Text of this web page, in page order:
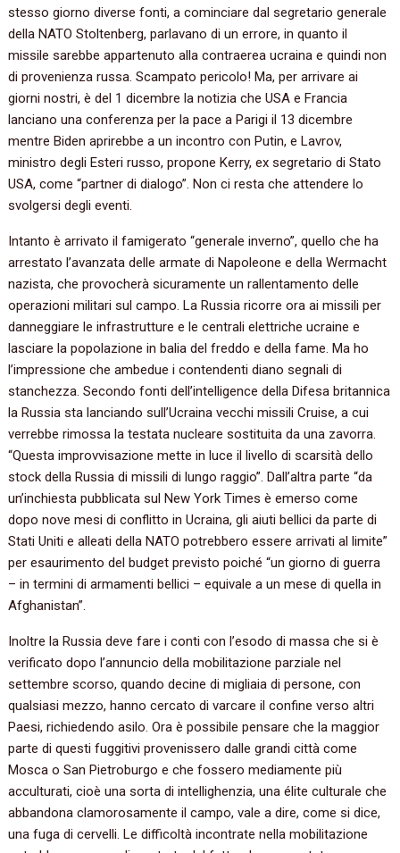
stesso giorno diverse fonti, a cominciare dal segretario generale
della NATO Stoltenberg, parlavano di un errore, in quanto il
missile sarebbe appartenuto alla contraerea ucraina e quindi non
di provenienza russa. Scampato pericolo! Ma, per arrivare ai
giorni nostri, è del 1 dicembre la notizia che USA e Francia
lanciano una conferenza per la pace a Parigi il 13 dicembre
mentre Biden aprirebbe a un incontro con Putin, e Lavrov,
ministro degli Esteri russo, propone Kerry, ex segretario di Stato
USA, come “partner di dialogo”. Non ci resta che attendere lo
svolgersi degli eventi.
Intanto è arrivato il famigerato “generale inverno”, quello che ha
arrestato l’avanzata delle armate di Napoleone e della Wermacht
nazista, che provocherà sicuramente un rallentamento delle
operazioni militari sul campo. La Russia ricorre ora ai missili per
danneggiare le infrastrutture e le centrali elettriche ucraine e
lasciare la popolazione in balia del freddo e della fame. Ma ho
l’impressione che ambedue i contendenti diano segnali di
stanchezza. Secondo fonti dell’intelligence della Difesa britannica
la Russia sta lanciando sull’Ucraina vecchi missili Cruise, a cui
verrebbe rimossa la testata nucleare sostituita da una zavorra.
“Questa improvvisazione mette in luce il livello di scarsità dello
stock della Russia di missili di lungo raggio”. Dall’altra parte “da
un’inchiesta pubblicata sul New York Times è emerso come
dopo nove mesi di conflitto in Ucraina, gli aiuti bellici da parte di
Stati Uniti e alleati della NATO potrebbero essere arrivati al limite”
per esaurimento del budget previsto poiché “un giorno di guerra
– in termini di armamenti bellici – equivale a un mese di quella in
Afghanistan”.
Inoltre la Russia deve fare i conti con l’esodo di massa che si è
verificato dopo l’annuncio della mobilitazione parziale nel
settembre scorso, quando decine di migliaia di persone, con
qualsiasi mezzo, hanno cercato di varcare il confine verso altri
Paesi, richiedendo asilo. Ora è possibile pensare che la maggior
parte di questi fuggitivi provenissero dalle grandi città come
Mosca o San Pietroburgo e che fossero mediamente più
acculturati, cioè una sorta di intellighenzia, una élite culturale che
abbandona clamorosamente il campo, vale a dire, come si dice,
una fuga di cervelli. Le difficoltà incontrate nella mobilitazione